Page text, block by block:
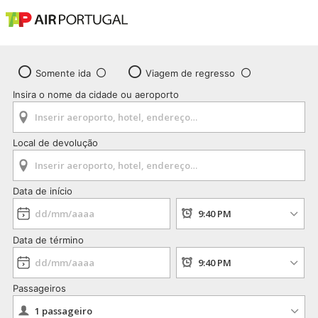
Somente ida
Viagem de regresso
Insira o nome da cidade ou aeroporto
Local de devolução
Data de início
Data de término
Passageiros